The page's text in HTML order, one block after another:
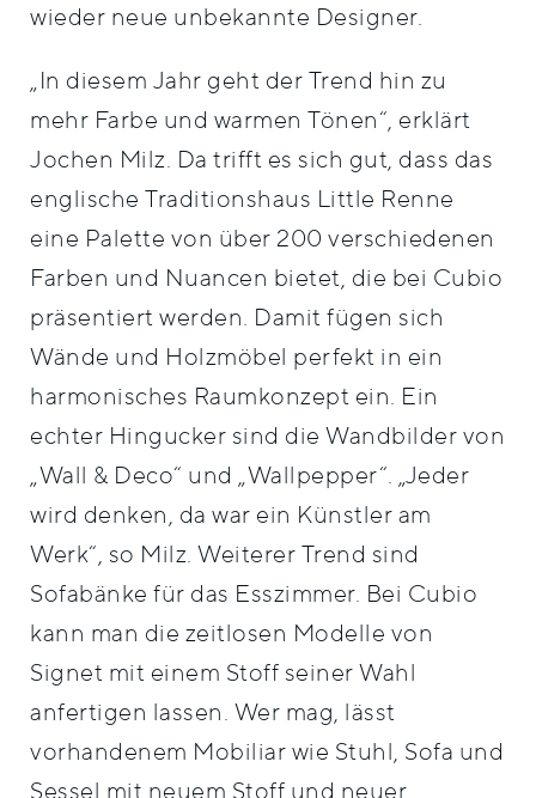
wieder neue unbekannte Designer.
„In diesem Jahr geht der Trend hin zu
mehr Farbe und warmen Tönen“, erklärt
Jochen Milz. Da trifft es sich gut, dass das
englische Traditionshaus Little Renne
eine Palette von über 200 verschiedenen
Farben und Nuancen bietet, die bei Cubio
präsentiert werden. Damit fügen sich
Wände und Holzmöbel perfekt in ein
harmonisches Raumkonzept ein. Ein
echter Hingucker sind die Wandbilder von
„Wall & Deco“ und „Wallpepper“. „Jeder
wird denken, da war ein Künstler am
Werk“, so Milz. Weiterer Trend sind
Sofabänke für das Esszimmer. Bei Cubio
kann man die zeitlosen Modelle von
Signet mit einem Stoff seiner Wahl
anfertigen lassen. Wer mag, lässt
vorhandenem Mobiliar wie Stuhl, Sofa und
Sessel mit neuem Stoff und neuer